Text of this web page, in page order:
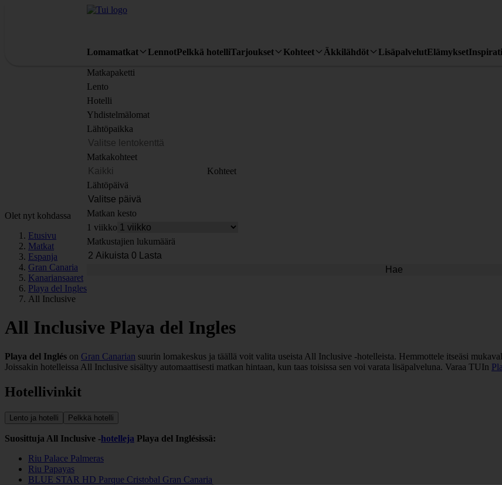
Lomamatkat LennotPelkkä hotelliTarjoukset Kohteet Äkkilähdöt LisäpalvelutElämykset
Matkapaketti
Lento
Hotelli
Yhdistelmälomat
Lähtöpaikka
Matkakohteet
Kohteet
Lähtöpäivä
Matkan kesto
1 viikko
Matkustajien lukumäärä
Hae
Olet nyt kohdassa
Etusivu
Matkat
Espanja
Gran Canaria
Kanariansaaret
Playa del Ingles
All Inclusive
All Inclusive Playa del Ingles
Playa del Inglés on Gran Canarian suurin lomakeskus ja täällä voit valita useista All Inclusive -hotelleista. Hemmottele itseäsi
Joissakin hotelleissa All Inclusive sisältyy automaattisesti matkan hintaan, kun taas toisissa sen voi varata lisäpalveluna. Varaa TUIn
Hotellivinkit
Lento ja hotelli Pelkkä hotelli
Suosittuja All Inclusive -hotelleja Playa del Inglésissä:
Riu Palace Palmeras
Riu Papayas
BLUE STAR HD Parque Cristobal Gran Canaria